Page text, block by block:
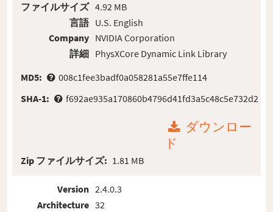
ファイルサイズ
言語
Company
詳細
4.92 MB
U.S. English
NVIDIA Corporation
PhysXCore Dynamic Link Library
MD5:
008c1fee3badf0a058281a55e7ffe114
SHA-1:
f692ae935a170860b4796d41fd3a5c48c5e732d2
ダウンロー
ド
Zip ファイルサイズ: 1.81 MB
Version
Architecture
2.4.0.3
32